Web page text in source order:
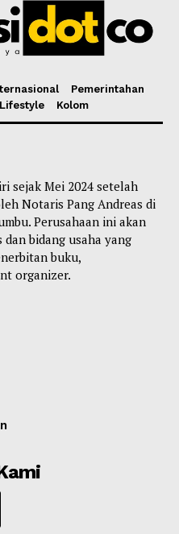
Pemerintahan
Lifestyle Kolom
sejak Mei 2024 setelah
Notaris Pang Andreas di
Perusahaan ini akan
bidang usaha yang
buku,
organizer.